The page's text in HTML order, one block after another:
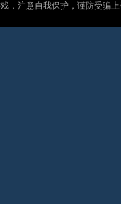
，注意自我保护，谨防受骗